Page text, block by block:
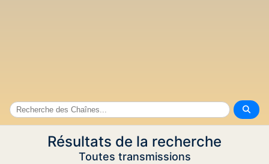
Résultats de la recherche
Toutes transmissions